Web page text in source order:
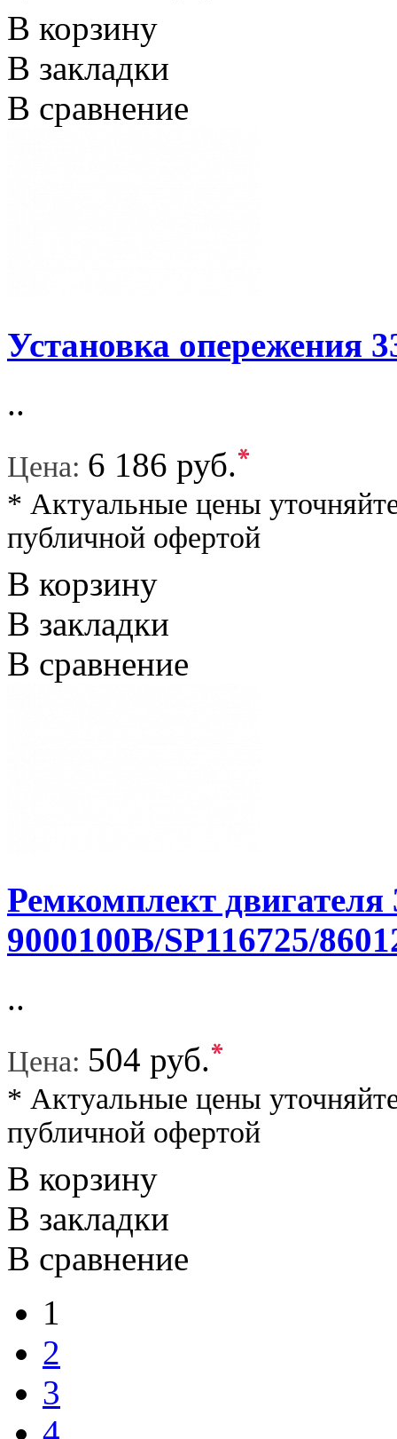
В корзину
В закладки
В сравнение
Установка опережения
..
Цена: 6 186 руб.*
* Актуальные цены
публичной офертой
В корзину
В закладки
В сравнение
Ремкомплект двигателя
9000100B/SP116725/
..
Цена: 504 руб.*
* Актуальные цены
публичной офертой
В корзину
В закладки
В сравнение
1
2
3